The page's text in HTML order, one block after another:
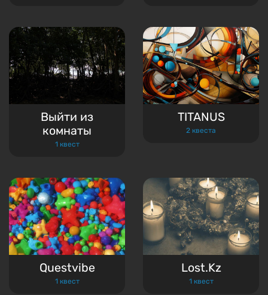
Выйти из
комнаты
1 квест
TITANUS
2 квеста
Questvibe
1 квест
Lost.Kz
1 квест